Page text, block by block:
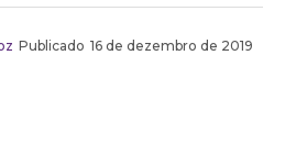
Publicado 16 de dezembro de 2019